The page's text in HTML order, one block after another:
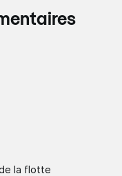
la flotte